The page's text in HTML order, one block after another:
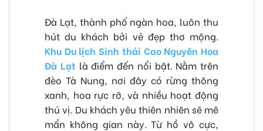
Đà Lạt, thành phố ngàn hoa, luôn thu
hút du khách bởi vẻ đẹp thơ mộng.
Khu Du lịch Sinh thái Cao Nguyên Hoa
Đà Lạt là điểm đến nổi bật. Nằm trên
đèo Tà Nung, nơi đây có rừng thông
xanh, hoa rực rỡ, và nhiều hoạt động
thú vị. Du khách yêu thiên nhiên sẽ mê
mẩn không gian này. Từ hồ vô cực,